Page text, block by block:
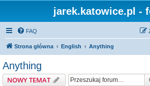
jarek.katowice.pl -
FAQ
Strona główna English Anything
Anything
NOWY TEMAT